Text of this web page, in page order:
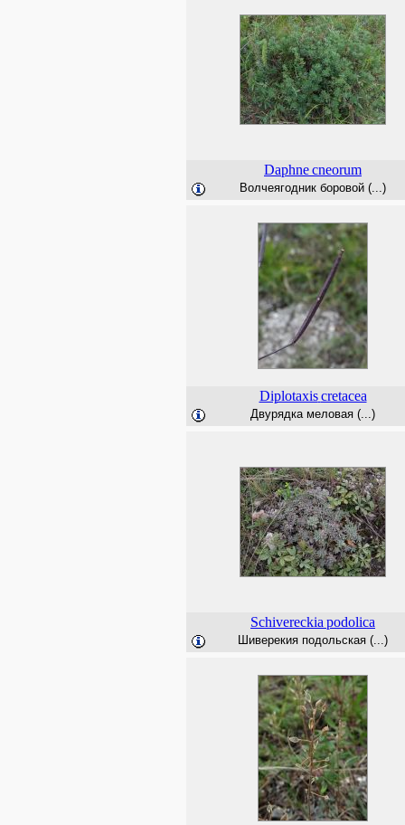
Daphnecneorum
Волчеягодник боровой (...)
Diplotaxis cretacea
Двурядка меловая (...)
Schivereckia podolica
Шиверекия подольская (...)